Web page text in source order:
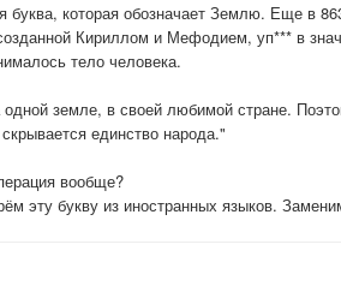
буква, которая обозначает Землю. Еще в
Кириллом и Мефодием, уп*** в
тело человека.
земле, в своей любимой стране.
единство народа."
вообще?
эту букву из иностранных языков.